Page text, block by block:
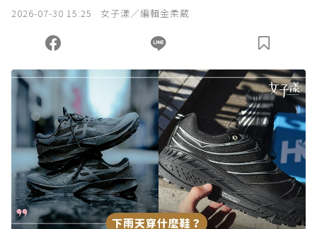
您當前剩餘 U 利點數：0點；前往 購買點數
2026-07-30 15:25 女子漾／編輯金柔葳